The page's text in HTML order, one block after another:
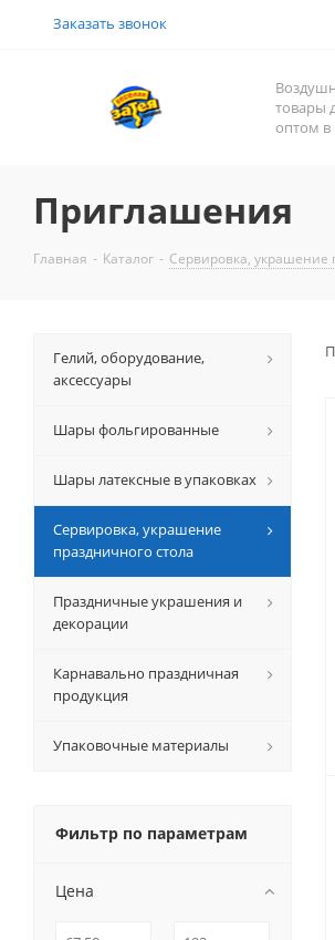
Заказать звонок
товары
оптом в
Приглашения
Главная - Каталог - Сервировка, украшение
Гелий, оборудование,
аксессуары
Шары фольгированные
Шары латексные в упаковках
Сервировка, украшение
праздничного стола
Праздничные украшения и
декорации
Карнавально праздничная
продукция
Упаковочные материалы
Фильтр по параметрам
Цена